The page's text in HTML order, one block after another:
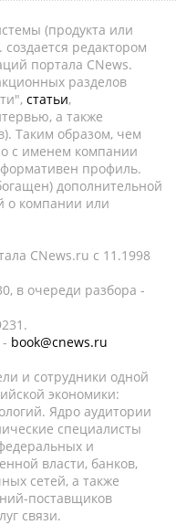
(продукта или
редактором
портала CNews.
разделов
статьи,
а также
Таким образом, чем
с именем компании
профиль.
дополнительной
о компании или
CNews.ru c 11.1998
в очереди разбора -
book@cnews.ru
и сотрудники одной
экономики:
Ядро аудитории
специалисты
и
власти, банков,
сетей, а также
поставщиков
связи.